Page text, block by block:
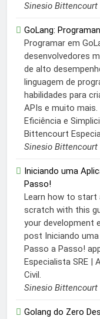
Sinesio Bittencourt
GoLang:
Programar em
desenvolvedores
de alto
linguagem de
habilidades para
APIs e muito
Eficiência e
Bittencourt
Sinesio Bittencourt
Iniciando uma
Passo!
Learn how to start
scratch with this
your development
post Iniciando uma
Passo a Passo!
Especialista SRE |
Civil.
Sinesio Bittencourt
Golang do Zero